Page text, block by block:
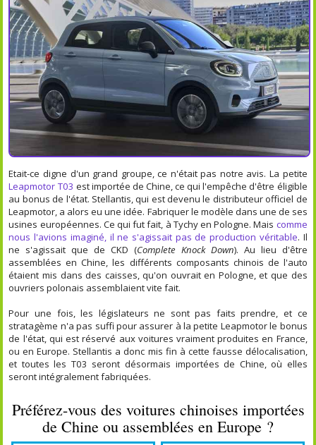
Etait-ce digne d'un grand groupe, ce n'était pas notre avis. La petite
Leapmotor T03 est importée de Chine, ce qui l'empêche d'être éligible
au bonus de l'état. Stellantis, qui est devenu le distributeur officiel de
Leapmotor, a alors eu une idée. Fabriquer le modèle dans une de ses
usines européennes. Ce qui fut fait, à Tychy en Pologne. Mais comme
nous l'avions imaginé, il ne s'agissait pas de production véritable. Il
ne s'agissait que de CKD (Complete Knock Down). Au lieu d'être
assemblées en Chine, les différents composants chinois de l'auto
étaient mis dans des caisses, qu'on ouvrait en Pologne, et que des
ouvriers polonais assemblaient vite fait.
Pour une fois, les législateurs ne sont pas faits prendre, et ce
stratagème n'a pas suffi pour assurer à la petite Leapmotor le bonus
de l'état, qui est réservé aux voitures vraiment produites en France,
ou en Europe. Stellantis a donc mis fin à cette fausse délocalisation,
et toutes les T03 seront désormais importées de Chine, où elles
seront intégralement fabriquées.
Préférez-vous des voitures chinoises importées
de Chine ou assemblées en Europe ?